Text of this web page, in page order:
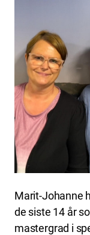
Marit-Johanne
de siste 14 år
mastergrad i